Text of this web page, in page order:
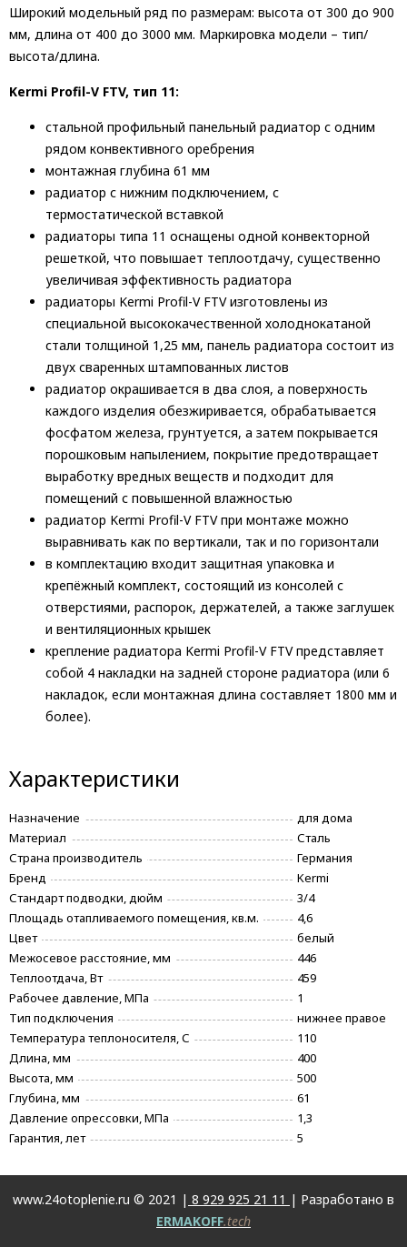
Широкий модельный ряд по размерам: высота от 300 до 900
мм, длина от 400 до 3000 мм. Маркировка модели – тип/
высота/длина.
Kermi Profil-V FTV, тип 11:
стальной профильный панельный радиатор с одним
рядом конвективного оребрения
монтажная глубина 61 мм
радиатор с нижним подключением, с
термостатической вставкой
радиаторы типа 11 оснащены одной конвекторной
решеткой, что повышает теплоотдачу, существенно
увеличивая эффективность радиатора
радиаторы Kermi Profil-V FTV изготовлены из
специальной высококачественной холоднокатаной
стали толщиной 1,25 мм, панель радиатора состоит из
двух сваренных штампованных листов
радиатор окрашивается в два слоя, а поверхность
каждого изделия обезжиривается, обрабатывается
фосфатом железа, грунтуется, а затем покрывается
порошковым напылением, покрытие предотвращает
выработку вредных веществ и подходит для
помещений с повышенной влажностью
радиатор Kermi Profil-V FTV при монтаже можно
выравнивать как по вертикали, так и по горизонтали
в комплектацию входит защитная упаковка и
крепёжный комплект, состоящий из консолей с
отверстиями, распорок, держателей, а также заглушек
и вентиляционных крышек
крепление радиатора Kermi Profil-V FTV представляет
собой 4 накладки на задней стороне радиатора (или 6
накладок, если монтажная длина составляет 1800 мм и
более).
Характеристики
Назначение
для дома
Материал
Сталь
Страна производитель
Германия
Бренд
Kermi
Стандарт подводки, дюйм
3/4
Площадь отапливаемого помещения, кв.м.
4,6
Цвет
белый
Межосевое расстояние, мм
446
Теплоотдача, Вт
459
Рабочее давление, МПа
1
Тип подключения
нижнее правое
Температура теплоносителя, С
110
Длина, мм
400
Высота, мм
500
Глубина, мм
61
Давление опрессовки, МПа
1,3
Гарантия, лет
5
www.24otoplenie.ru © 2021 | 8 929 925 21 11 | Разработано в
ERMAKOFF.tech